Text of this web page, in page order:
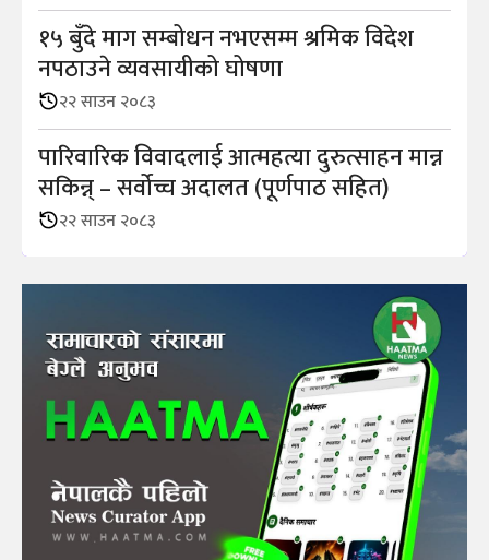
१५ बुँदे माग सम्बोधन नभएसम्म श्रमिक विदेश
नपठाउने व्यवसायीको घोषणा
२२ साउन २०८३
पारिवारिक विवादलाई आत्महत्या दुरुत्साहन मान्न
सकिन्न् – सर्वोच्च अदालत (पूर्णपाठ सहित)
२२ साउन २०८३